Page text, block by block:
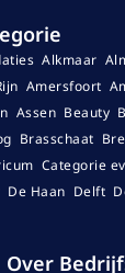
Alkmaar
Amersfoort
Assen Beauty
Brasschaat
Categorie
De Haan Delft
Over